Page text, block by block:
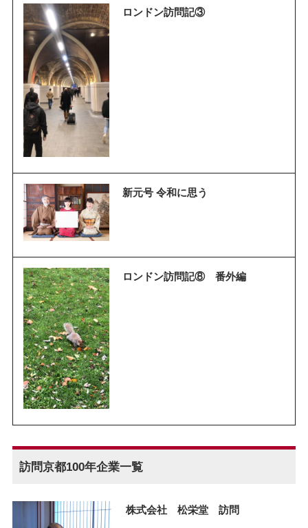
ロンドン訪問記③
新元号 令和に思う
ロンドン訪問記⑧ 番外編
訪問京都100年企業一覧
株式会社 松栄堂 訪問